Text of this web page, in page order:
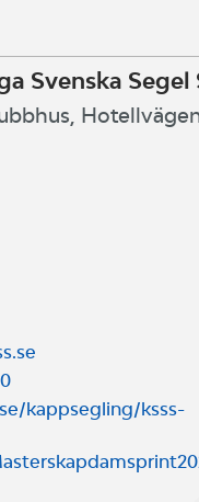
Svenska Segel
kappsegling/ksss-